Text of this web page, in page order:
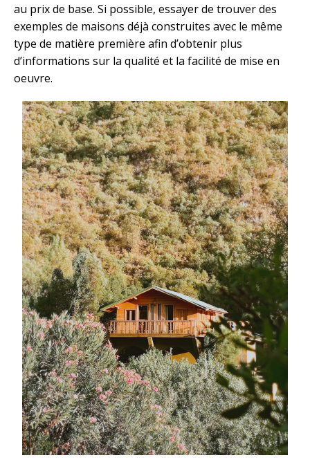
au prix de base. Si possible, essayer de trouver des
exemples de maisons déjà construites avec le même
type de matière première afin d’obtenir plus
d’informations sur la qualité et la facilité de mise en
oeuvre.